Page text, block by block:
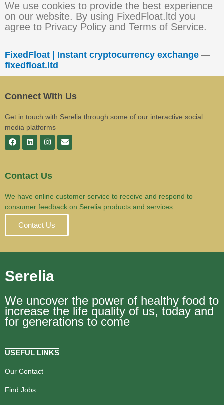
We use cookies to provide the best experience
on our website. By using FixedFloat.ltd you
agree to Privacy Policy and Terms of Service.
FixedFloat | Instant cryptocurrency exchange —
fixedfloat.ltd
Connect With Us
Get in touch with Serelia through some of our interactive social
media platforms
Contact Us
We have online customer service to receive and respond to
consumer feedback on Serelia products and services
Contact Us
Serelia
We uncover the power of healthy food to
increase the life quality of us, today and
for generations to come
USEFUL LINKS
Our Contact
Find Jobs